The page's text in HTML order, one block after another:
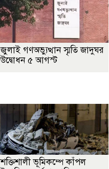
জুলাই গণঅভ্যুত্থান স্মৃতি জাদুঘর
উদ্বোধন ৫ আগস্ট
শক্তিশালী ভূমিকম্পে কাঁপল